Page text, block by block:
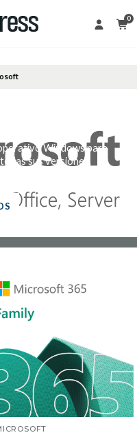
0
Windows para
sus versiones.